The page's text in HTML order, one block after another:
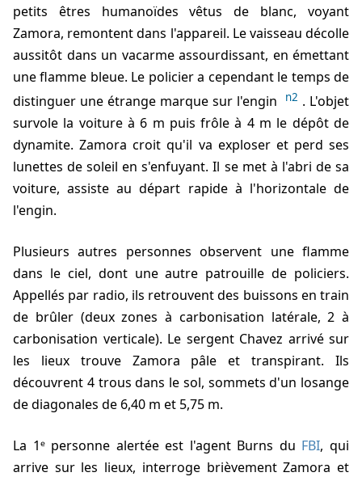
petits êtres humanoïdes vêtus de blanc, voyant
Zamora, remontent dans l'appareil. Le vaisseau décolle
aussitôt dans un vacarme assourdissant, en émettant
une flamme bleue. Le policier a cependant le temps de
distinguer une étrange marque sur l'engin
n2 . L'objet
survole la voiture à 6 m puis frôle à 4 m le dépôt de
dynamite. Zamora croit qu'il va exploser et perd ses
lunettes de soleil en s'enfuyant. Il se met à l'abri de sa
voiture, assiste au départ rapide à l'horizontale de
l'engin.
Plusieurs autres personnes observent une flamme
dans le ciel, dont une autre patrouille de policiers.
Appellés par radio, ils retrouvent des buissons en train
de brûler (deux zones à carbonisation latérale, 2 à
carbonisation verticale). Le sergent Chavez arrivé sur
les lieux trouve Zamora pâle et transpirant. Ils
découvrent 4 trous dans le sol, sommets d'un losange
de diagonales de 6,40 m et 5,75 m.
La 1ᵉ personne alertée est l'agent Burns du FBI, qui
arrive sur les lieux, interroge brièvementZamora et